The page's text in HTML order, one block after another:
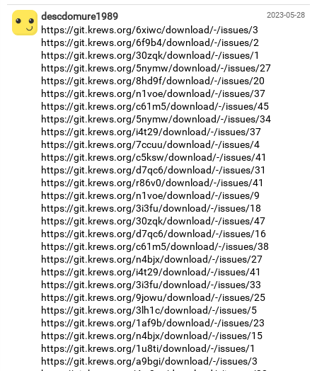
2023-05-28
descdomure1989
https://git.krews.org/6xiwc/download/-/issues/3
https://git.krews.org/6f9b4/download/-/issues/2
https://git.krews.org/30zqk/download/-/issues/1
https://git.krews.org/5nymw/download/-/issues/27
https://git.krews.org/8hd9f/download/-/issues/20
https://git.krews.org/n1voe/download/-/issues/37
https://git.krews.org/c61m5/download/-/issues/45
https://git.krews.org/5nymw/download/-/issues/34
https://git.krews.org/i4t29/download/-/issues/37
https://git.krews.org/7ccuu/download/-/issues/4
https://git.krews.org/c5ksw/download/-/issues/41
https://git.krews.org/d7qc6/download/-/issues/31
https://git.krews.org/r86v0/download/-/issues/41
https://git.krews.org/n1voe/download/-/issues/9
https://git.krews.org/3i3fu/download/-/issues/18
https://git.krews.org/30zqk/download/-/issues/47
https://git.krews.org/d7qc6/download/-/issues/16
https://git.krews.org/c61m5/download/-/issues/38
https://git.krews.org/n4bjx/download/-/issues/27
https://git.krews.org/i4t29/download/-/issues/41
https://git.krews.org/3i3fu/download/-/issues/33
https://git.krews.org/9jowu/download/-/issues/25
https://git.krews.org/3lh1c/download/-/issues/5
https://git.krews.org/1af9b/download/-/issues/23
https://git.krews.org/n4bjx/download/-/issues/15
https://git.krews.org/1u8ti/download/-/issues/1
https://git.krews.org/a9bgi/download/-/issues/3